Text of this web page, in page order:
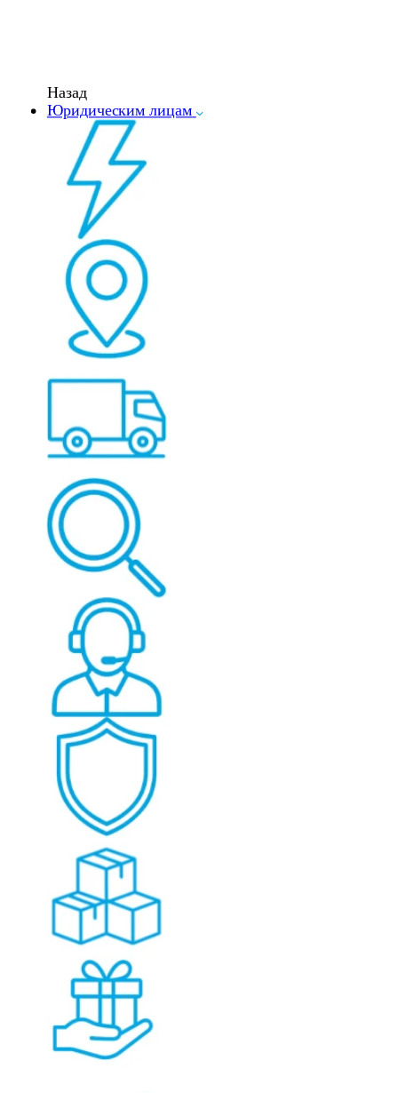
Назад
Юридическим лицам